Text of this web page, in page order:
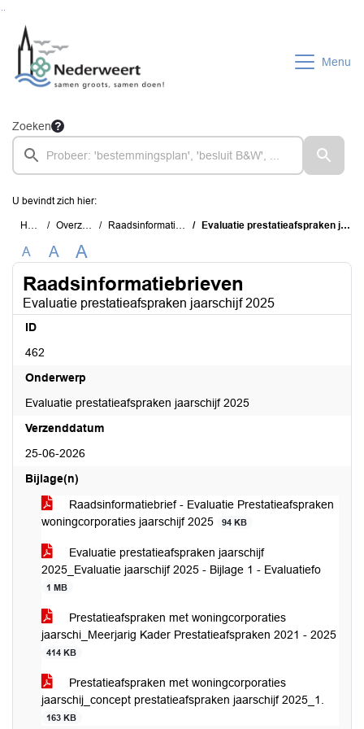
Menu
Zoeken
U bevindt zich hier:
Home Overzichten Raadsinformatiebrieven Evaluatie prestatieafspraken jaarschijf 2025
A A A
Raadsinformatiebrieven
Evaluatie prestatieafspraken jaarschijf 2025
ID
462
Onderwerp
Evaluatie prestatieafspraken jaarschijf 2025
Verzenddatum
25-06-2026
Bijlage(n)
Raadsinformatiebrief - Evaluatie Prestatieafspraken
woningcorporaties jaarschijf 2025
94 KB
Evaluatie prestatieafspraken jaarschijf
2025_Evaluatie jaarschijf 2025 - Bijlage 1 - Evaluatiefo
1 MB
Prestatieafspraken met woningcorporaties
jaarschi_Meerjarig Kader Prestatieafspraken 2021 - 2025
414 KB
Prestatieafspraken met woningcorporaties
jaarschij_concept prestatieafspraken jaarschijf 2025_1.
163 KB